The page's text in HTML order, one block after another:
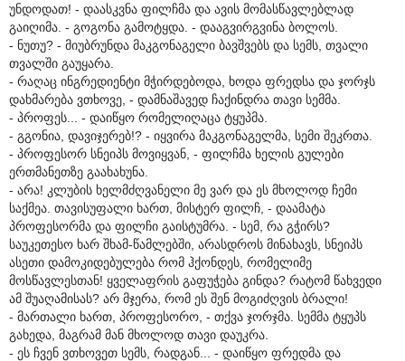
უნდოდათ! - დაასკვნა ფილჩმა და ავის მომასწავლებლად
გაიღიმა. - გოგონა გამოტყდა. - დააგვირგვინა ბოლოს.
- ნუთუ? - მიუბრუნდა მაკგონაგელი ბავშვებს და სემს, თვალი
თვალში გაუყარა.
- რაღაც ინგრედიენტი მჭირდებოდა, ხოდა ფრედსა და ჯორჯს
დახმარება ვთხოვე, - დამნაშავედ ჩაქინდრა თავი სემმა.
- პროფეს... - დაიწყო რომელიღაცა ტყუპმა.
- გგონია, დავიჯერებ!? - იყვირა მაკგონაგელმა, სემი შეკრთა.
- პროფესორ სნეიპს მოვიყვან, - ფილჩმა ხელის გულები
ერთმანეთზე გაახახუნა.
- არა! კლუბის ხელმძღვანელი მე ვარ და ეს მხოლოდ ჩემი
საქმეა. თავისუფალი ხართ, მისტერ ფილჩ, - დაამატა
პროფესორმა და ფილჩი გაისტუმრა. - სემ, რა გჭირს?
საუკეთესო ხარ შხამ-წამლებში, არასდროს მინახავს, სნეიპს
ასეთი დამოკიდებულება რომ ჰქონდეს, რომელიმე
მოსწავლესთან! ყველაფრის გაფუჭება გინდა? რატომ წახვედი
ამ შუაღამისას? არ მჯერა, რომ ეს შენ მოგიძღვის ბრალი!
- მართალი ხართ, პროფესორო, - თქვა ჯორჯმა. სემმა ტყუპს
გახედა, მაგრამ მან მხოლოდ თავი დაუკრა.
- ეს ჩვენ ვთხოვეთ სემს, რადგან... - დაიწყო ფრედმა და